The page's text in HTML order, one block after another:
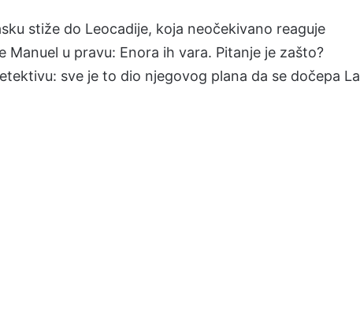
stiže do Leocadije, koja neočekivano reaguje
u pravu: Enora ih vara. Pitanje je zašto?
sve je to dio njegovog plana da se dočepa La